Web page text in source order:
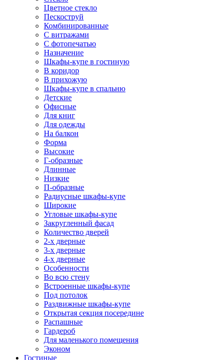
Цветное стекло
Пескоструй
Комбинированные
С витражами
С фотопечатью
Назначение
Шкафы-купе в гостиную
В коридор
В прихожую
Шкафы-купе в спальню
Детские
Офисные
Для книг
Для одежды
На балкон
Форма
Высокие
Г-образные
Длинные
Низкие
П-образные
Радиусные шкафы-купе
Широкие
Угловые шкафы-купе
Закругленный фасад
Количество дверей
2-х дверные
3-х дверные
4-х дверные
Особенности
Во всю стену
Встроенные шкафы-купе
Под потолок
Раздвижные шкафы-купе
Открытая секция посередине
Распашные
Гардероб
Для маленького помещения
Эконом
Гостиные